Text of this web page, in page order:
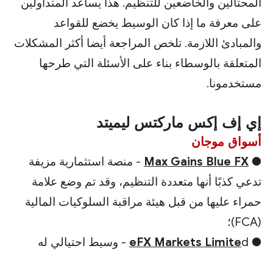
على معرفة ما إذا كان الوسيط يخضع للقواعد
والمبادئ اللازمة. تلخص المراجعة أيضا أكثر المشكلات
المتعلقة بالوسطاء بناء على الأسئلة التي طرحها
مستخدمونا.
إي إف إكس ماركتس ليميتد
أسواق موجان
●
Max Gains Blue FX - منصة استثمارية مزيفة
تدعي كذبًا أنها متعددة التنظيم، وقد تم وضع علامة
حمراء عليها من قبل هيئة مراقبة السلوكيات المالية
(FCA)؛
●
eFX Markets Limite d - وسيط احتيالي له